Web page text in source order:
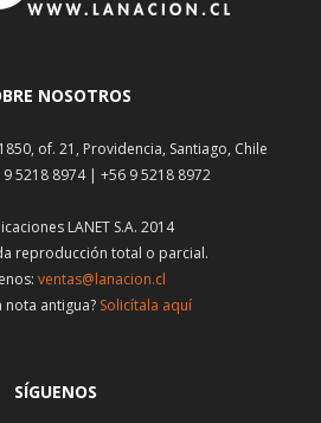
NOSOTROS
of. 21, Providencia, Santiago, Chile
5218 8974 | +56 9 5218 8972
LANET S.A. 2014
reproducción total o parcial.
ventas@lanacion.cl
nota antigua? Solicítala aquí
SÍGUENOS